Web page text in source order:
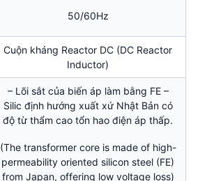
50/60Hz
Cuộn kháng Reactor DC (DC Reactor
Inductor)
– Lõi sắt của biến áp làm bằng FE –
Silic định hướng xuất xứ Nhật Bản có
độ từ thẩm cao tổn hao điện áp thấp.
(The transformer core is made of high-
permeability oriented silicon steel (FE)
from Japan, offering low voltage loss)